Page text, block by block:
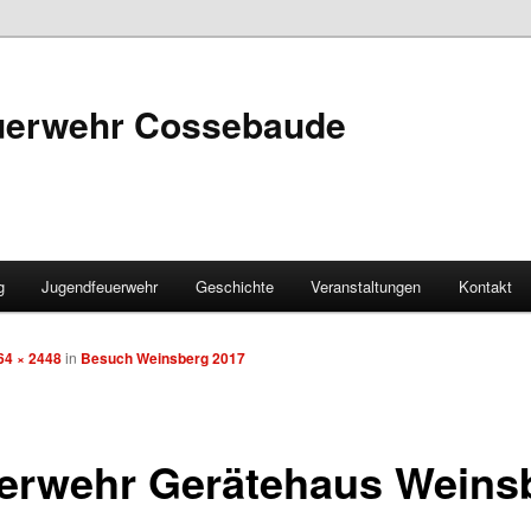
Cossebaude
Jugendfeuerwehr Geschichte Veranstaltungen Kontakt
Gerätehaus
× 2448in Besuch Weinsberg 2017